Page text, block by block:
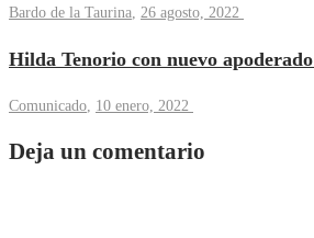
Bardo de la Taurina, 26 agosto, 2022
Hilda Tenorio con nuevo apoderado
Comunicado, 10 enero, 2022
Deja un comentario